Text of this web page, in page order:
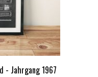
- Jahrgang 1967